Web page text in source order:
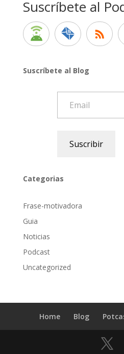
Suscríbete al
Suscríbete al Blog
Suscribir
Categorias
Frase-motivadora
Guia
Noticias
Podcast
Uncategorized
Home Blog